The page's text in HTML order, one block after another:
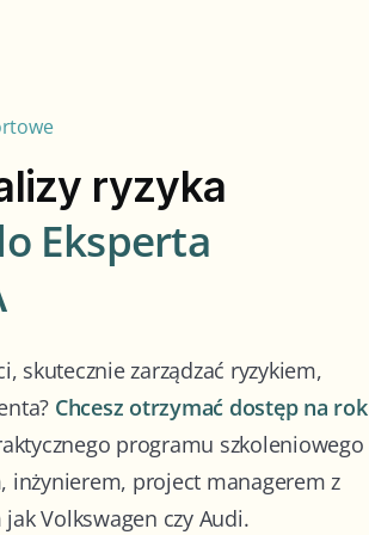
ryzyka
Eksperta
skutecznie zarządzać ryzykiem,
Chcesz otrzymać dostęp na rok
programu szkoleniowego
inżynierem, project managerem z
Volkswagen czy Audi.